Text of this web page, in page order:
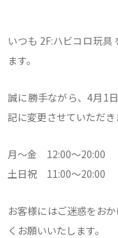
いつも 2F:ハビコロ玩
ます。
誠に勝手ながら、4月1
記に変更させていただき
月～金 12:00～20:00
土日祝 11:00～20:00
お客様にはご迷惑をお
くお願いいたします。